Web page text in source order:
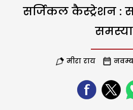
सर्जिकल कैस्ट्रेशन :
समस्या
मीरा राय